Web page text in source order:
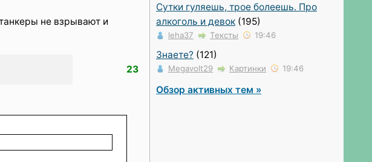
не взрывают и
23
Сутки гуляешь, трое болеешь. Про
алкоголь и девок (195)
leha37 Тексты 19:46
Знаете? (121)
Megavolt29 Картинки 19:46
Обзор активных тем »